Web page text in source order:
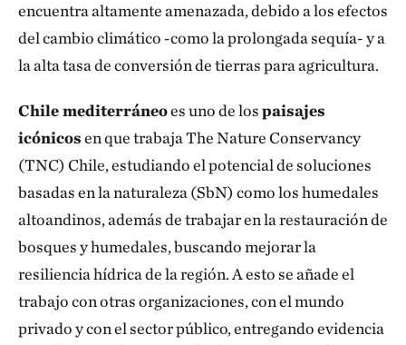
encuentra altamente amenazada, debido a los efectos
del cambio climático -como la prolongada sequía- y a
la alta tasa de conversión de tierras para agricultura.
Chile mediterráneoes uno de lospaisajes
icónicosen que trabaja The Nature Conservancy
(TNC) Chile, estudiando el potencial de soluciones
basadas en la naturaleza (SbN) como los humedales
altoandinos, además de trabajar en la restauración de
bosques y humedales, buscando mejorar la
resiliencia hídrica de la región. A esto se añade el
trabajo con otras organizaciones, con el mundo
privado y con el sector público, entregando evidencia